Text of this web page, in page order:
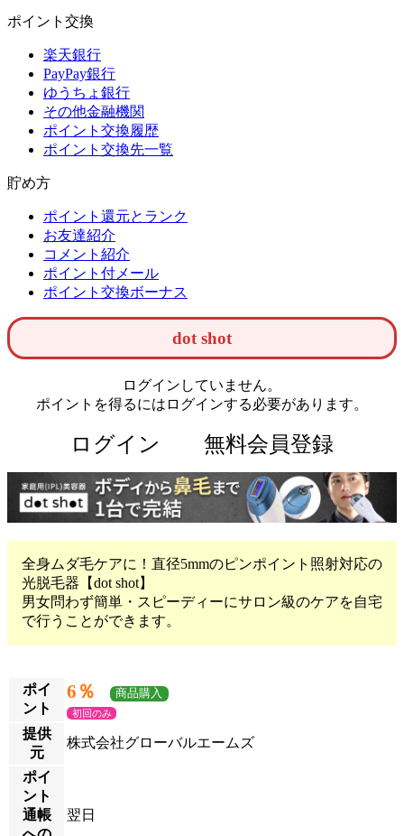
ポイント交換
楽天銀行
PayPay銀行
ゆうちょ銀行
その他金融機関
ポイント交換履歴
ポイント交換先一覧
貯め方
ポイント還元とランク
お友達紹介
コメント紹介
ポイント付メール
ポイント交換ボーナス
dot shot
ログインしていません。
ポイントを得るにはログインする必要があります。
ログイン 無料会員登録
全身ムダ毛ケアに！直径5mmのピンポイント照射対応の
光脱毛器【dot shot】
男女問わず簡単・スピーディーにサロン級のケアを自宅
で行うことができます。
ポイ
ント
6％ 商品購入
初回のみ
提供
元
株式会社グローバルエームズ
ポイ
ント
通帳
翌日